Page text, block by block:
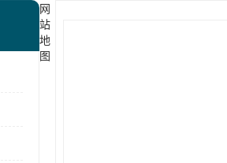
网
站
地
图